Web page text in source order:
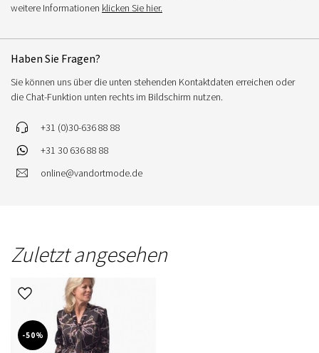
weitere Informationen klicken Sie hier.
Haben Sie Fragen?
Sie können uns über die unten stehenden Kontaktdaten erreichen oder
die Chat-Funktion unten rechts im Bildschirm nutzen.
+31 (0)30-636 88 88
+31 30 636 88 88
online@vandortmode.de
Zuletzt angesehen
-50%